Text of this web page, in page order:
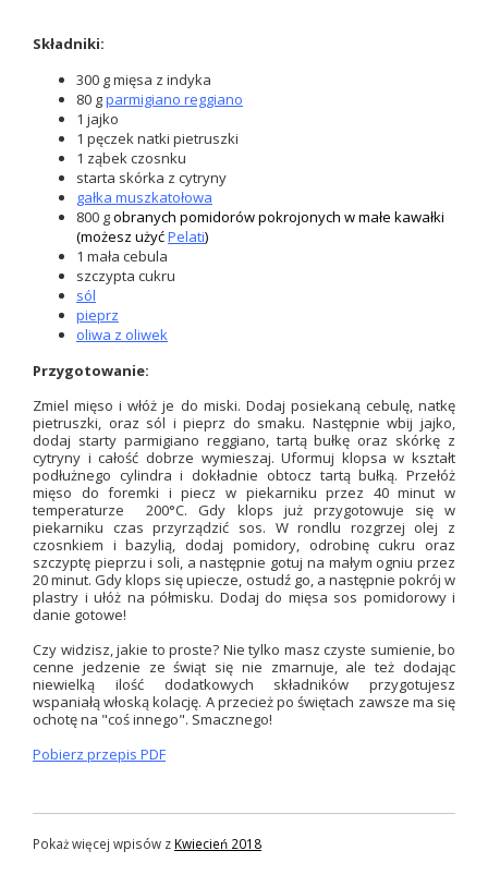
Składniki:
300 g mięsa z indyka
80 gparmigiano reggiano
1 jajko
1 pęczek natki pietruszki
1 ząbek czosnku
starta skórka z cytryny
gałka muszkatołowa
800 gobranych pomidorów pokrojonych w małe kawałki
(możesz użyćPelati)
1 mała cebula
szczypta cukru
sól
pieprz
oliwa z oliwek
Przygotowanie:
Zmiel mięso i włóż je do miski. Dodaj posiekaną cebulę, natkę
pietruszki, oraz sól i pieprz do smaku. Następnie wbij jajko,
dodaj starty parmigiano reggiano, tartą bułkę oraz skórkę z
cytryny i całość dobrze wymieszaj. Uformuj klopsa w kształt
podłużnego cylindra i dokładnie obtocz tartą bułką. Przełóż
mięso do foremki i piecz w piekarniku przez 40 minut w
temperaturze 200°C. Gdy klops już przygotowuje się w
piekarniku czas przyrządzić sos. W rondlu rozgrzej olej z
czosnkiem i bazylią, dodaj pomidory, odrobinę cukru oraz
szczyptę pieprzu i soli, a następnie gotuj na małym ogniu przez
20 minut. Gdy klops się upiecze, ostudź go, a następnie pokrój w
plastry i ułóż na półmisku. Dodaj do mięsa sos pomidorowy i
danie gotowe!
Czy widzisz, jakie to proste? Nie tylko masz czyste sumienie, bo
cenne jedzenie ze świąt się nie zmarnuje, ale też dodając
niewielką ilość dodatkowych składników przygotujesz
wspaniałą włoską kolację. A przecież po świętach zawsze ma się
ochotę na "coś innego". Smacznego!
Pobierz przepis PDF
Pokaż więcej wpisów z Kwiecień 2018